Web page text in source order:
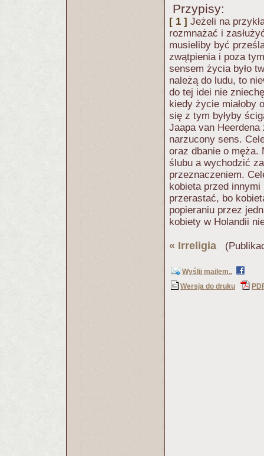
Przypisy:
[ 1 ] Jeżeli na
rozmnażać i
musieliby być
zwątpienia i poza
sensem życia było
należą do ludu, to
do tej idei nie
kiedy życie miałoby
się z tym byłyby
Jaapa van
narzucony sens.
oraz dbanie o męża.
ślubu a wychodzić
przeznaczeniem.
kobieta przed
przerastać, bo
popieraniu przez
kobiety w Holandii
« Irreligia
Wyślij mailem..
Wersja do druku